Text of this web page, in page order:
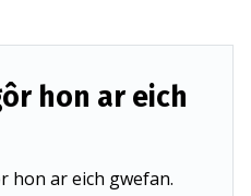
hon ar eich
hon ar eich gwefan.